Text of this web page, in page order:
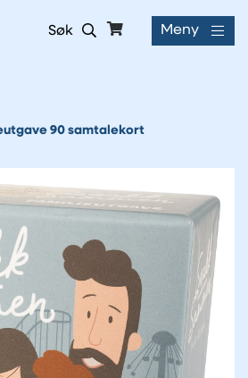
Søk Meny
90 samtalekort